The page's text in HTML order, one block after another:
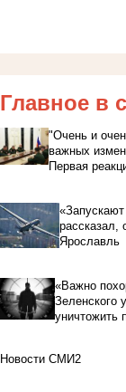
Главное в
"Очень и
важных
Первая
рассказал,
Ярославль
«Важно
Зеленского
уничтожить
Новости СМИ2